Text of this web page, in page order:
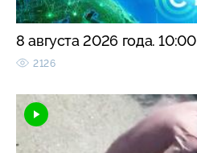
8 августа 2026 года. 10:00
2126